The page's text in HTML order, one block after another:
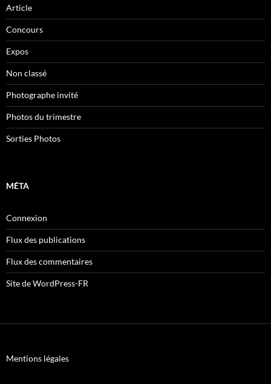
Article
Concours
Expos
Non classé
Photographe invité
Photos du trimestre
Sorties Photos
MÉTA
Connexion
Flux des publications
Flux des commentaires
Site de WordPress-FR
Mentions légales